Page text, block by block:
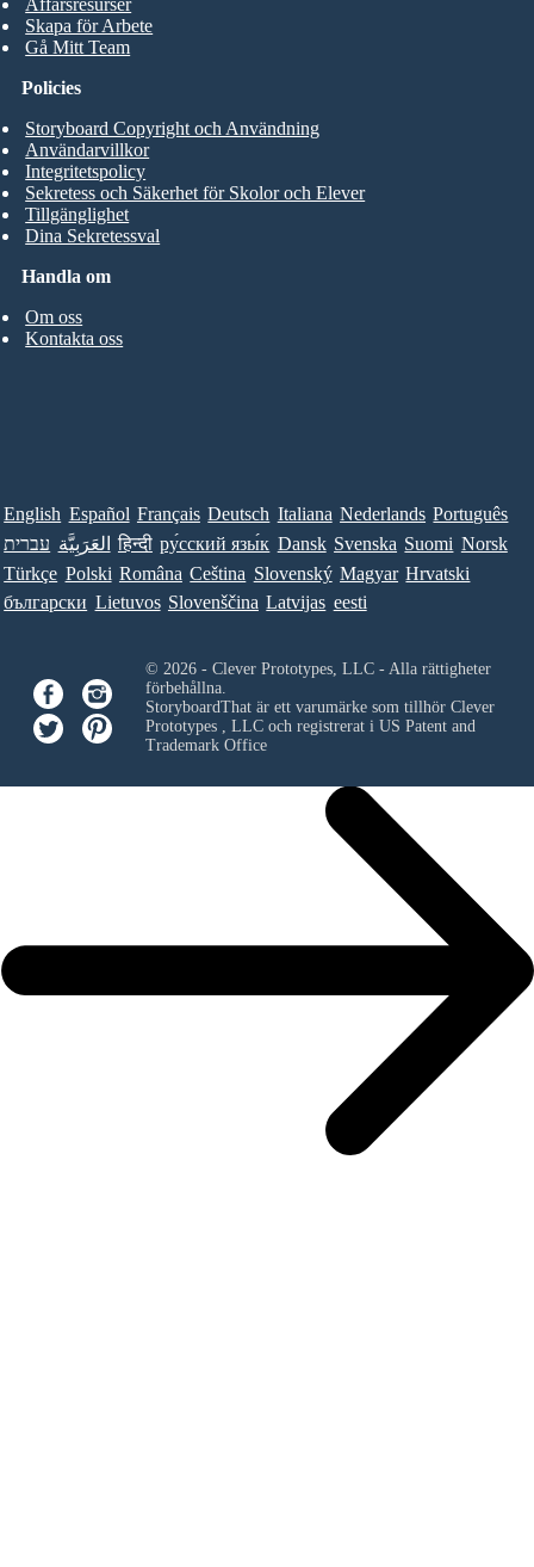
Skapa för Arbete
Gå Mitt Team
Handla om
Om oss
Kontakta oss
Policies
Storyboard Copyright och Användning
Användarvillkor
Integritetspolicy
Sekretess och Säkerhet för Skolor och Elever
Tillgänglighet
Dina Sekretessval
English Español Français Deutsch Italiana Nederlands Português
עברית العَرَبِيَّة हिन्दी ру́сский язы́к Dansk Svenska Suomi Norsk
Türkçe Polski Româna Ceština Slovenský Magyar Hrvatski
български Lietuvos Slovenščina Latvijas eesti
© 2026 - Clever Prototypes, LLC - Alla rättigheter
förbehållna.
StoryboardThat är ett varumärke som tillhör Clever
Prototypes , LLCoch registrerat i US Patent and
Trademark Office